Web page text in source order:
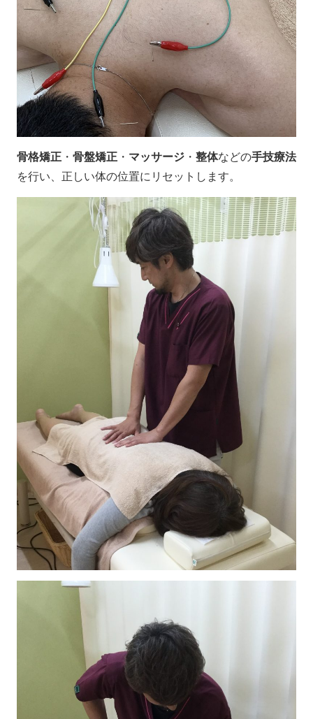
骨格矯正・ 骨盤矯正・ マッサージ・ 整体などの手技療法
を行い、正しい体の位置にリセットします。